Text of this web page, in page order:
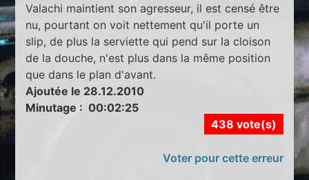
Valachi maintient son agresseur, il est censé être
nu, pourtant on voit nettement qu'il porte un
slip, de plus la serviette qui pend sur la cloison
de la douche, n'est plus dans la même position
que dans le plan d'avant.
Ajoutée le 28.12.2010
Minutage : 00:02:25
438 vote(s)
Voter pour cette erreur